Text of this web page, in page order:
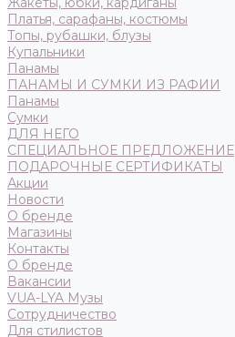
Платья, сарафаны, костюмы
Топы, рубашки, блузы
Купальники
Панамы
ПАНАМЫ И СУМКИ ИЗ РАФИИ
Панамы
Сумки
ДЛЯ НЕГО
СПЕЦИАЛЬНОЕ ПРЕДЛОЖЕНИЕ
ПОДАРОЧНЫЕ СЕРТИФИКАТЫ
Акции
Новости
О бренде
Магазины
Контакты
О бренде
Вакансии
VUA-LYA Музы
Сотрудничество
Для стилистов